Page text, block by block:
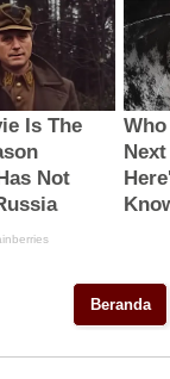
Beranda